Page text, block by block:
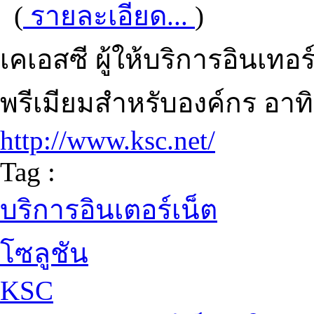
( รายละเอียด... )
เคเอสซี ผู้ให้บริการอินเท
พรีเมียมสำหรับองค์กร อา
http://www.ksc.net/
Tag :
บริการอินเตอร์เน็ต
โซลูชัน
KSC